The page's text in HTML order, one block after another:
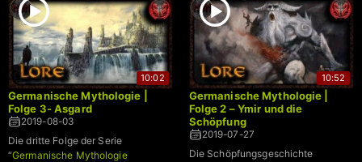
10:02
Germanische Mythologie |
Folge 3- Asgard
2019-08-03
Die dritte Folge der Serie
“Germanische Mythologie
10:52
Germanische Mythologie |
Folge 2 – Ymir und die
Schöpfung
2019-07-27
Die Schöpfungsgeschichte